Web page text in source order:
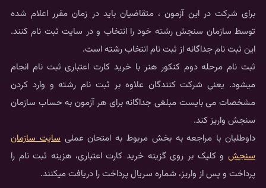
برای شرکت در این آزمون ، متقاضیان باید در زمان مقرر اعلام شده
توسط سازمان سنجش رشته خود را انتخاب و در سایت ثبت نام کنند.
این ثبت نام جداگانه از ثبت نام انتخاب رشته است.
ثبت نام مرحله دوم کنکور هنر با خرید کارت اعتباری ثبت نام انجام
میشود. یعنی شرکت کنندگان علاوه بر ثبت نام رشته و وارد کردن
مشخصات می بایست مبلغی جداگانه برای هر آزمون به حساب سازمان
سنجش واریز کند.
داوطلبان با مراجعه به بخش مربوط به امتحان عملیسایت سازمان
سنجشو کلیک بر روی گزینه خرید کارت اعتباری، هزینه ثبت نام را
پرداخت و پس از واریز، شماره سریال پرداخت را دریافت میکنند.